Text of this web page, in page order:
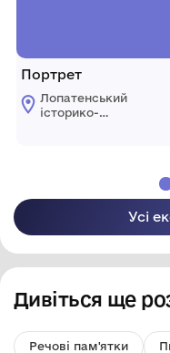
Портрет
Лопатенський
історико-
Усі
Дивіться ще
Речові пам'ятки